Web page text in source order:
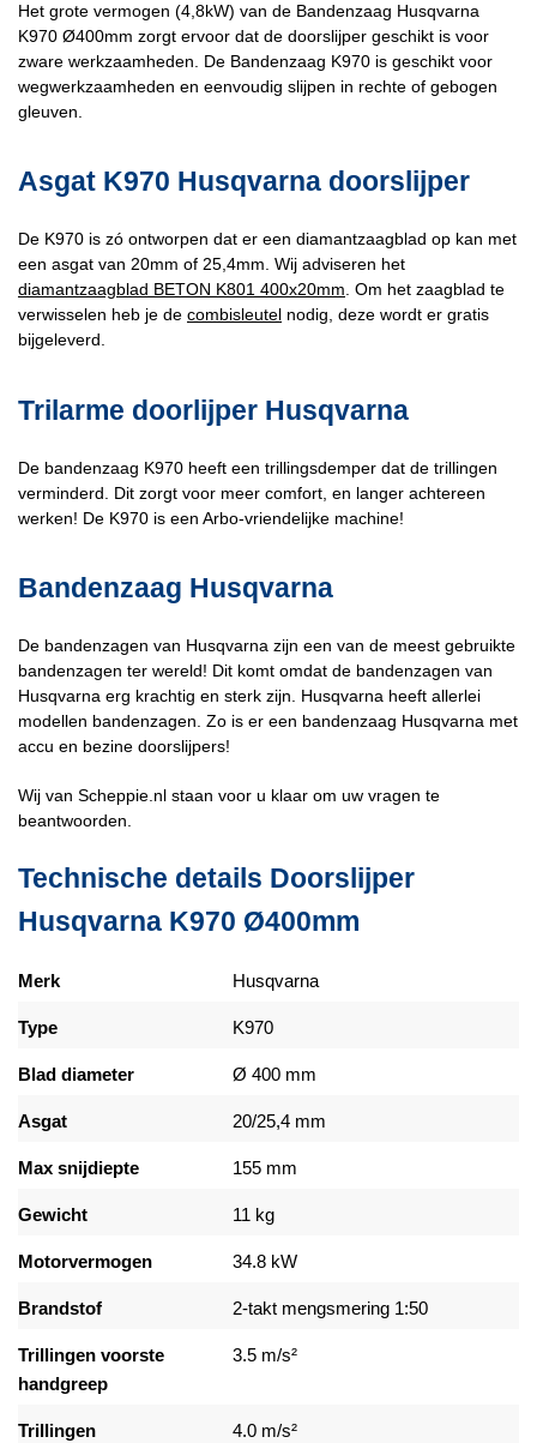
Het grote vermogen (4,8kW) van de Bandenzaag Husqvarna
K970 Ø400mm zorgt ervoor dat de doorslijper geschikt is voor
zware werkzaamheden. De Bandenzaag K970 is geschikt voor
wegwerkzaamheden en eenvoudig slijpen in rechte of gebogen
gleuven.
Asgat K970 Husqvarna doorslijper
De K970 is zó ontworpen dat er een diamantzaagblad op kan met
een asgat van 20mm of 25,4mm. Wij adviseren het
diamantzaagblad BETON K801 400x20mm. Om het zaagblad te
verwisselen heb je de combisleutel nodig, deze wordt er gratis
bijgeleverd.
Trilarme doorlijper Husqvarna
De bandenzaag K970 heeft een trillingsdemper dat de trillingen
verminderd. Dit zorgt voor meer comfort, en langer achtereen
werken! De K970 is een Arbo-vriendelijke machine!
Bandenzaag Husqvarna
De bandenzagen van Husqvarna zijn een van de meest gebruikte
bandenzagen ter wereld! Dit komt omdat de bandenzagen van
Husqvarna erg krachtig en sterk zijn. Husqvarna heeft allerlei
modellen bandenzagen. Zo is er een bandenzaag Husqvarna met
accu en bezine doorslijpers!
Wij van Scheppie.nl staan voor u klaar om uw vragen te
beantwoorden.
Technische details Doorslijper
Husqvarna K970 Ø400mm
Merk Husqvarna
Type K970
Blad diameter Ø 400 mm
Asgat 20/25,4 mm
Max snijdiepte 155 mm
Gewicht 11 kg
Motorvermogen 34.8 kW
Brandstof 2-takt mengsmering 1:50
Trillingen voorste
handgreep
3.5 m/s²
Trillingen 4.0 m/s²